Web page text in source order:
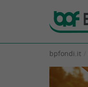
bpfondi.it